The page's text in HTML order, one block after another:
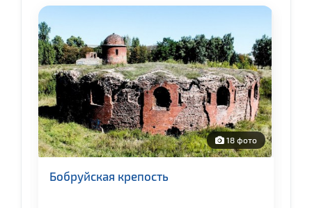
18 фото
Бобруйская крепость